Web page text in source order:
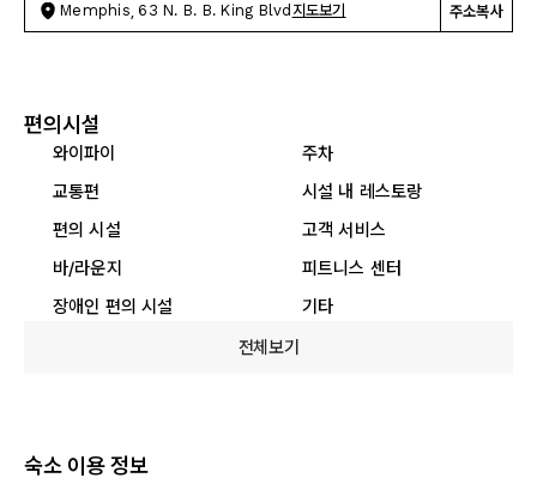
Memphis, 63 N. B. B. King Blvd 지도보기 주소복사
편의시설
와이파이
주차
교통편
시설 내 레스토랑
편의 시설
고객 서비스
바/라운지
피트니스 센터
장애인 편의 시설
기타
전체보기
숙소 이용 정보